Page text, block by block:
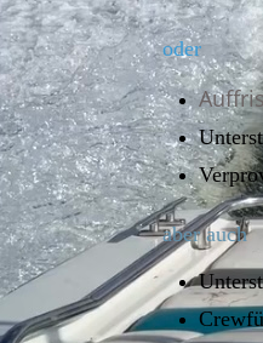
oder
aber auch